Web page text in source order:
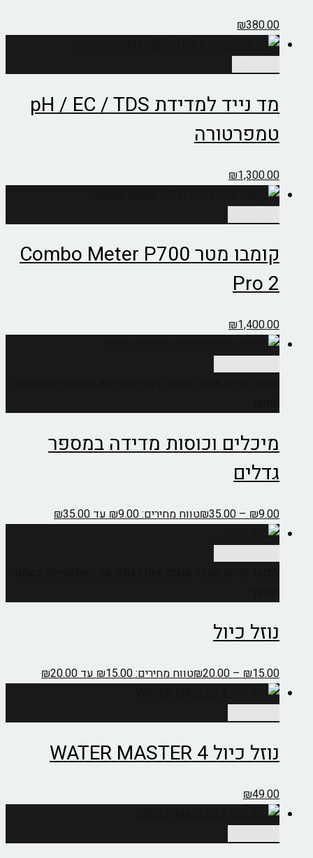
₪380.00
מד נייד למדידת pH / EC / TDS
טמפרטורה
₪1,300.00
קומבו מטר Combo Meter P700
Pro 2
₪1,400.00
מיכלים וכוסות מדידה במספר
גדלים
₪9.00
–
₪35.00 טווח מחירים: ⁦₪9.00⁩ עד ⁦₪35.00⁩
נוזל כיול
₪15.00
–
₪20.00 טווח מחירים: ⁦₪15.00⁩ עד ⁦₪20.00⁩
נוזל כיול 4 WATER MASTER
₪49.00